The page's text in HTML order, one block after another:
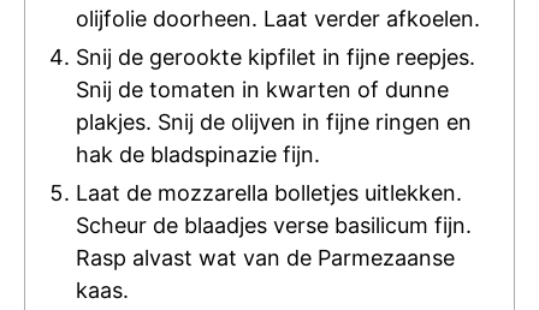
olijfolie doorheen. Laat verder afkoelen.
Snij de gerookte kipfilet in fijne reepjes.
Snij de tomaten in kwarten of dunne
plakjes. Snij de olijven in fijne ringen en
hak de bladspinazie fijn.
Laat de mozzarella bolletjes uitlekken.
Scheur de blaadjes verse basilicum fijn.
Rasp alvast wat van de Parmezaanse
kaas.